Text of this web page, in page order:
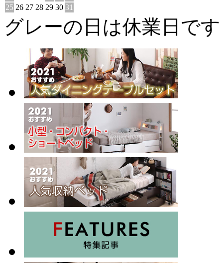
25 26 27 28 29 30 31
グレーの日は休業日です